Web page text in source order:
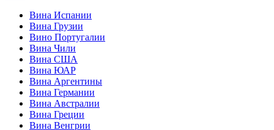
Вина Испании
Вина Грузии
Вино Португалии
Вина Чили
Вина США
Вина ЮАР
Вина Аргентины
Вина Германии
Вина Австралии
Вина Греции
Вина Венгрии